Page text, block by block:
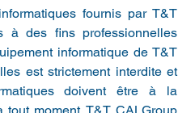
fournis par T&T
à des fins professionnelles
informatique de T&T
est strictement interdite et
doivent être à la